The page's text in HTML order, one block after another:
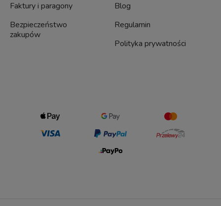
Faktury i paragony
Bezpieczeństwo
zakupów
Blog
Regulamin
Polityka prywatności